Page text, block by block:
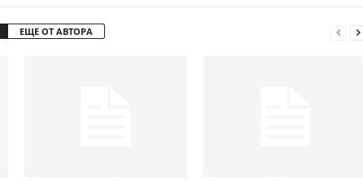
ЕЩЕ ОТ АВТОРА